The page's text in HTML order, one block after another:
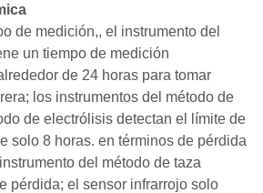
de medición,, el instrumento del
un tiempo de medición
de 24 horas para tomar
los instrumentos del método de
de electrólisis detectan el límite de
solo 8 horas. en términos de pérdida
del método de taza
pérdida; el sensor infrarrojo solo